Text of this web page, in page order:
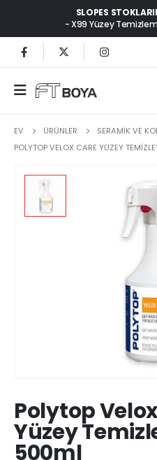
SLOPES
- X99 Yüzey
EV ÜRÜNLER
SERAMİK VE
POLYTOP VELOX CARE YÜZEY
Polytop
Yüzey
500ml